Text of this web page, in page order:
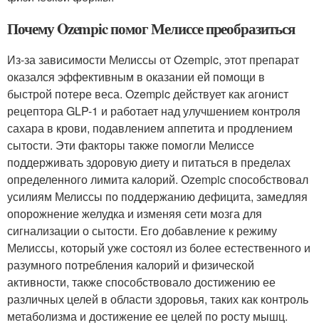
Почему Ozempic помог Мелиссе преобразиться
Из-за зависимости Мелиссы от Ozempic, этот препарат
оказался эффективным в оказании ей помощи в
быстрой потере веса. Ozempic действует как агонист
рецептора GLP-1 и работает над улучшением контроля
сахара в крови, подавлением аппетита и продлением
сытости. Эти факторы также помогли Мелиссе
поддерживать здоровую диету и питаться в пределах
определенного лимита калорий. Ozempic способствовал
усилиям Мелиссы по поддержанию дефицита, замедляя
опорожнение желудка и изменяя сети мозга для
сигнализации о сытости. Его добавление к режиму
Мелиссы, который уже состоял из более естественного и
разумного потребления калорий и физической
активности, также способствовало достижению ее
различных целей в области здоровья, таких как контроль
метаболизма и достижение ее целей по росту мышц.